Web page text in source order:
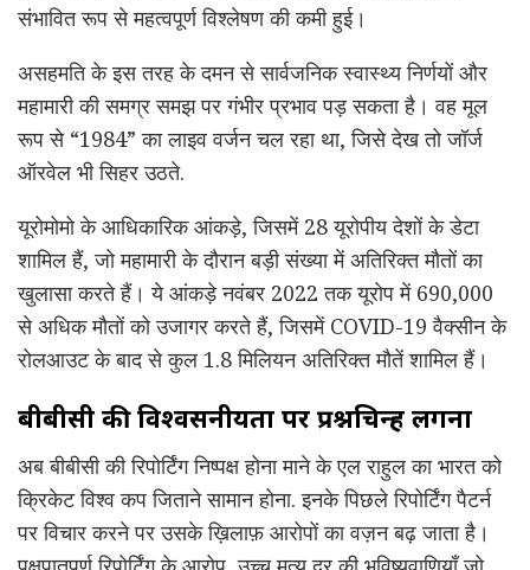
संभावित रूप से महत्वपूर्ण विश्लेषण की कमी हुई।
असहमति के इस तरह के दमन से सार्वजनिक स्वास्थ्य निर्णयों और
महामारी की समग्र समझ पर गंभीर प्रभाव पड़ सकता है। वह मूल
रूप से “1984” का लाइव वर्जन चल रहा था, जिसे देख तो जॉर्ज
ऑरवेल भी सिहर उठते.
यूरोमोमो के आधिकारिक आंकड़े, जिसमें 28 यूरोपीय देशों के डेटा
शामिल हैं, जो महामारी के दौरान बड़ी संख्या में अतिरिक्त मौतों का
खुलासा करते हैं। ये आंकड़े नवंबर 2022 तक यूरोप में 690,000
से अधिक मौतों को उजागर करते हैं, जिसमें COVID-19 वैक्सीन के
रोलआउट के बाद से कुल 1.8 मिलियन अतिरिक्त मौतें शामिल हैं।
बीबीसी की विश्वसनीयता पर प्रश्नचिन्ह लगना
अब बीबीसी की रिपोर्टिंग निष्पक्ष होना माने के एल राहुल का भारत को
क्रिकेट विश्व कप जिताने सामान होना. इनके पिछले रिपोर्टिंग पैटर्न
पर विचार करने पर उसके ख़िलाफ़ आरोपों का वज़न बढ़ जाता है।